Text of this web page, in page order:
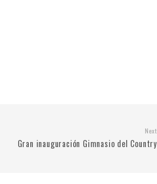
Next
Gran inauguración Gimnasio del Country